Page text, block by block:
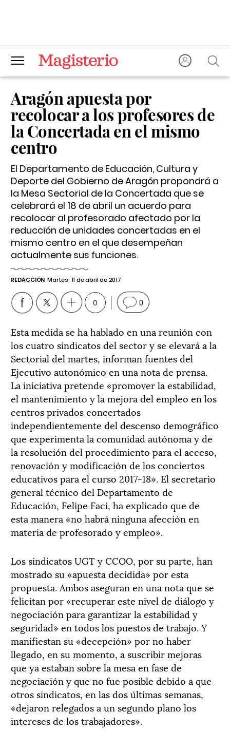
Aragón apuesta por
recolocar a los profesores de
la Concertada en el mismo
centro
El Departamento de Educación, Cultura y
Deporte del Gobierno de Aragón propondrá a
la Mesa Sectorial de la Concertada que se
celebrará el 18 de abril un acuerdo para
recolocar al profesorado afectado por la
reducción de unidades concertadas en el
mismo centro en el que desempeñan
actualmente sus funciones.
REDACCIÓN Martes, 11 de abril de 2017
0 0
Esta medida se ha hablado en una reunión con
los cuatro sindicatos del sector y se elevará a la
Sectorial del martes, informan fuentes del
Ejecutivo autonómico en una nota de prensa.
La iniciativa pretende «promover la estabilidad,
el mantenimiento y la mejora del empleo en los
centros privados concertados
independientemente del descenso demográfico
que experimenta la comunidad autónoma y de
la resolución del procedimiento para el acceso,
renovación y modificación de los conciertos
educativos para el curso 2017-18». El secretario
general técnico del Departamento de
Educación, Felipe Faci, ha explicado que de
esta manera «no habrá ninguna afección en
materia de profesorado y empleo».
Los sindicatos UGT y CCOO, por su parte, han
mostrado su «apuesta decidida» por esta
propuesta. Ambos aseguran en una nota que se
felicitan por «recuperar este nivel de diálogo y
negociación para garantizar la estabilidad y
seguridad» en todos los puestos de trabajo. Y
manifiestan su «decepción» por no haber
llegado, en su momento, a suscribir mejoras
que ya estaban sobre la mesa en fase de
negociación y que no fue posible debido a que
otros sindicatos, en las dos últimas semanas,
«dejaron relegados a un segundo plano los
intereses de los trabajadores».